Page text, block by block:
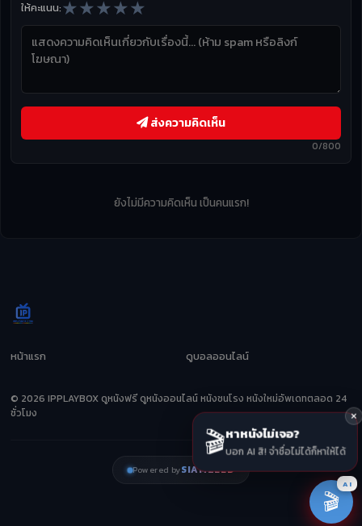
ให้คะแนน:★★★★★
0/800
ส่งความคิดเห็น
ยังไม่มีความคิดเห็น เป็นคนแรก!
หน้าแรก ดูบอลออนไลน์
© 2026 IPPLAYBOX ดูหนังฟรี ดูหนังออนไลน์ หนังชนโรง หนังใหม่อัพเดทตลอด 24
ชั่วโมง
Powered bySIAMZEED
🎬หาหนังไม่เจอ?
บอก AI สิ! จำชื่อไม่ได้ก็หาให้ได้
🎬
AI